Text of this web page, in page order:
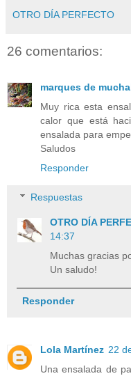
OTRO DÍA PERFECTO
26 comentarios:
marques de
Muy rica esta
calor que está
ensalada para
Saludos
Responder
Respuestas
OTRO DÍA
14:37
Muchas gracias
Un saludo!
Responder
Lola Martínez 22
Una ensalada de